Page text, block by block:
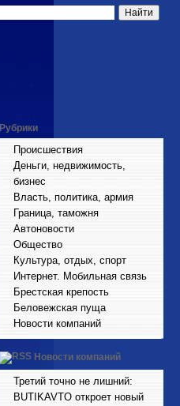
Рубрики
Происшествия
Деньги, недвижимость,
бизнес
Власть, политика, армия
Граница, таможня
Автоновости
Общество
Культура, отдых, спорт
Интернет. Мобильная связь
Брестская крепость
Беловежская пуща
Новости компаний
Новости компаний
Третий точно не лишний:
BUTIKAVTO откроет новый